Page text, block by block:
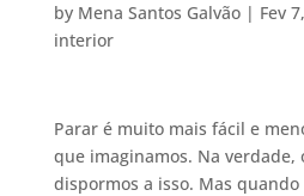
by Mena Santos Galvão| Fev
interior
Parar é muito mais fácil e
que imaginamos. Na verdade,
dispormos a isso. Mas